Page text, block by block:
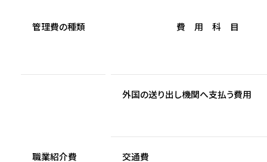
管理費の種類 費 用 科 目
職業紹介費
外国の送り出し機関へ支払う費用
交通費